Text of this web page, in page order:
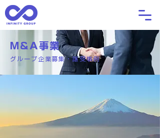
M&A事業
グループ企業募集・譲受事例